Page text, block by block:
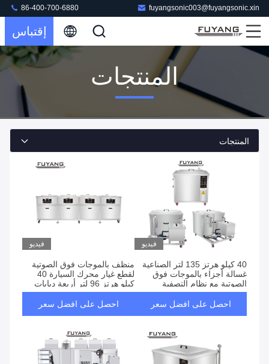
fuyangsonic003@fuyangsonic.xin
86-400-700-6880
إقتباس
المنتجات
المنتجات
فيديو
40 كيلو هرتز 135 لتر الصناعية
غسالة أجزاء بالموجات فوق
الصوتية مع نظام التصفية
احصل على افضل سعر
فيديو
منظف ​​بالموجات فوق الصوتية
لقطع غيار محرك السيارة 40
كيلو هرتز 96 لتر أربعة دبابات
احصل على افضل سعر